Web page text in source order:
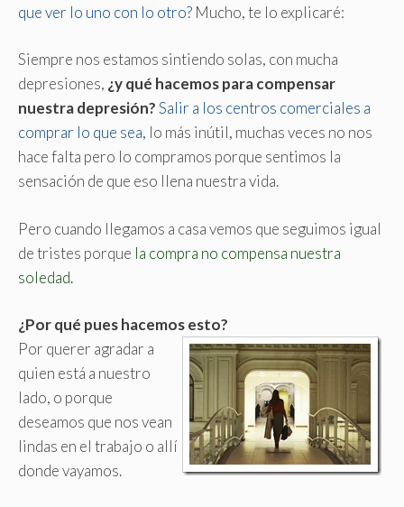
que ver lo uno con lo otro? Mucho, te lo explicaré:
Siempre nos estamos sintiendo solas, con mucha
depresiones, ¿y qué hacemos para compensar
nuestra depresión?Salir a los centros comerciales a
comprar lo que sea, lo más inútil, muchas veces no nos
hace falta pero lo compramos porque sentimos la
sensación de que eso llena nuestra vida.
Pero cuando llegamos a casa vemos que seguimos igual
de tristes porque la compra no compensa nuestra
soledad.
¿Por qué pues hacemos esto?
Por querer agradar a
quien está a nuestro
lado, o porque
deseamos que nos vean
lindas en el trabajo o allí
donde vayamos.